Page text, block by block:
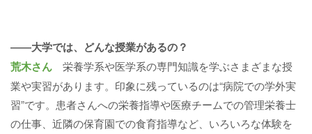
――大学では、どんな授業があるの？
荒木さん 栄養学系や医学系の専門知識を学ぶさまざまな授
業や実習があります。印象に残っているのは“病院での学外実
習”です。患者さんへの栄養指導や医療チームでの管理栄養士
の仕事、近隣の保育園での食育指導など、いろいろな体験を